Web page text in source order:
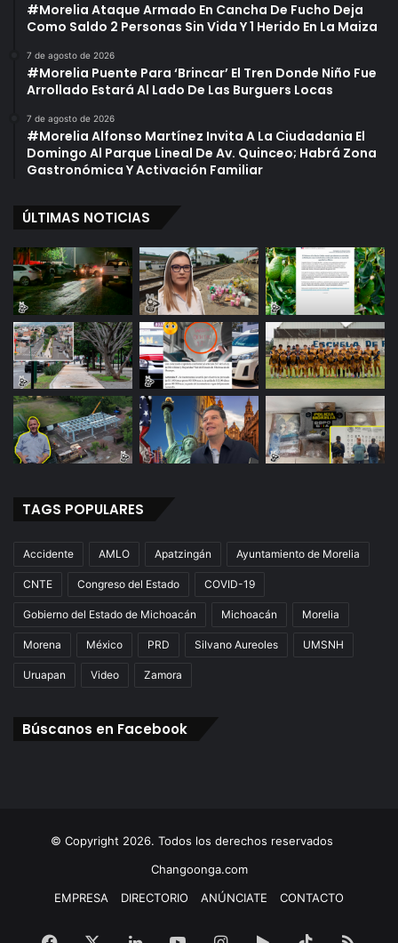
#Morelia Ataque Armado En Cancha De Fucho Deja
Como Saldo 2 Personas Sin Vida Y 1 Herido En La Maiza
7 de agosto de 2026
#Morelia Puente Para ‘Brincar’ El Tren Donde Niño Fue
Arrollado Estará Al Lado De Las Burguers Locas
7 de agosto de 2026
#Morelia Alfonso Martínez Invita A La Ciudadania El
Domingo Al Parque Lineal De Av. Quinceo; Habrá Zona
Gastronómica Y Activación Familiar
ÚLTIMAS NOTICIAS
TAGS POPULARES
Accidente AMLO Apatzingán Ayuntamiento de Morelia
CNTE Congreso del Estado COVID-19
Gobierno del Estado de Michoacán Michoacán Morelia
Morena México PRD Silvano Aureoles UMSNH
Uruapan Video Zamora
Búscanos en Facebook
© Copyright 2026. Todos los derechos reservados
Changoonga.com
EMPRESA
DIRECTORIO ANÚNCIATE CONTACTO